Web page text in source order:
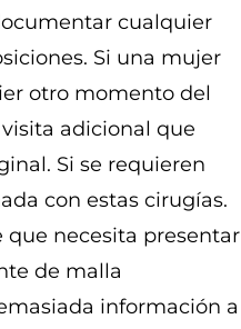
cualquier
Si una mujer
otro momento del
adicional que
Si se requieren
con estas cirugías.
necesita presentar
de malla
información a